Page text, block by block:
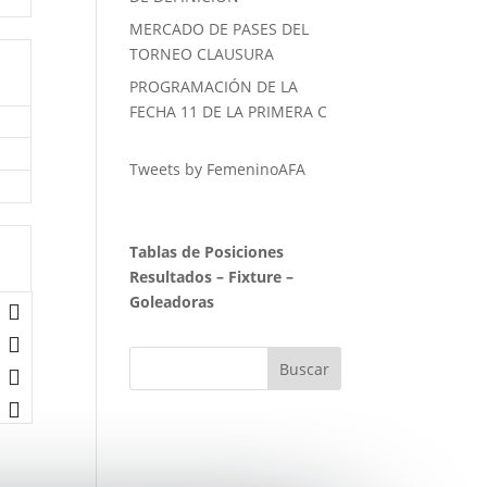
MERCADO DE PASES DEL
TORNEO CLAUSURA
PROGRAMACIÓN DE LA
FECHA 11 DE LA PRIMERA C
Tweets by FemeninoAFA
Tablas de Posiciones
Resultados – Fixture –
Goleadoras